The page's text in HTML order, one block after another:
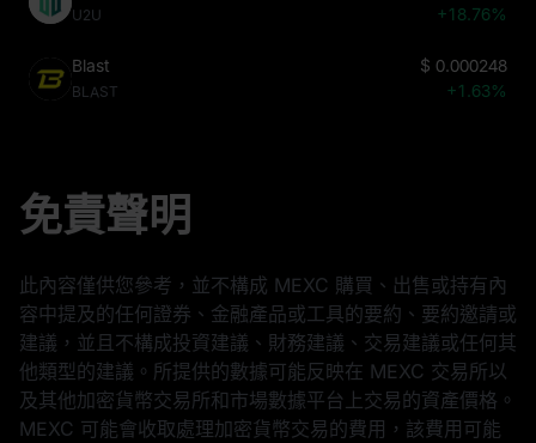
U2U
+18.76%
Blast
BLAST
$ 0.000248
+1.63%
免責聲明
此內容僅供您參考，並不構成 MEXC 購買、出售或持有內
容中提及的任何證券、金融產品或工具的要約、要約邀請或
建議，並且不構成投資建議、財務建議、交易建議或任何其
他類型的建議。所提供的數據可能反映在 MEXC 交易所以
及其他加密貨幣交易所和市場數據平台上交易的資產價格。
MEXC 可能會收取處理加密貨幣交易的費用，該費用可能